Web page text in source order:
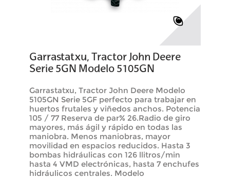
Garrastatxu, Tractor John Deere
Serie 5GN Modelo 5105GN
Garrastatxu, Tractor John Deere Modelo
5105GN Serie 5GF perfecto para trabajar en
huertos frutales y viñedos anchos. Potencia
105 / 77 Reserva de par% 26.Radio de giro
mayores, más ágil y rápido en todas las
maniobra. Menos maniobras, mayor
movilidad en espacios reducidos. Hasta 3
bombas hidráulicas con 126 llitros/min
hasta 4 VMD electrónicas, hasta 7 enchufes
hidráulicos centrales. Modelo